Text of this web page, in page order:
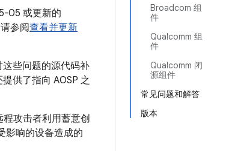
Broadcom 组
件
Qualcomm 组
件
Qualcomm 闭
源组件
常见问题和解答
版本
05 或更新的
参阅查看并更新
些问题的源代码补
供了指向 AOSP 之
攻击者利用蓄意创
影响的设备造成的